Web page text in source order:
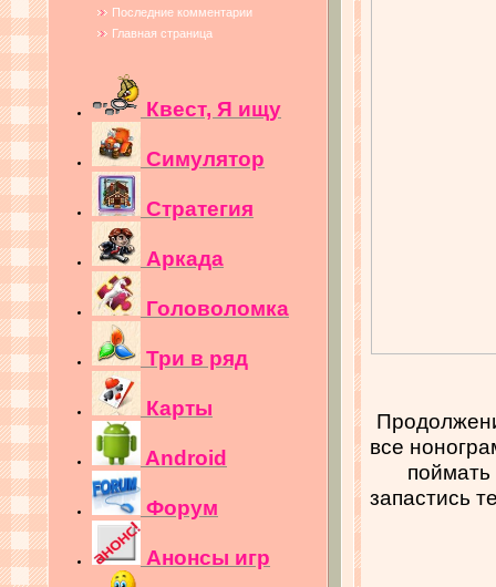
Последние комментарии
Главная страница
Квест, Я ищу
Симулятор
Стратегия
Аркада
Головоломка
Три в ряд
Карты
Android
Форум
Анонсы игр
все
поймать
запастись